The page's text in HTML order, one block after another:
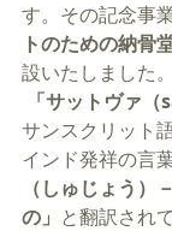
す。その記念事
トのための納骨
設いたしました。
「サットヴァ（
サンスクリット
インド発祥の言
（しゅじょう）
の」 と翻訳され